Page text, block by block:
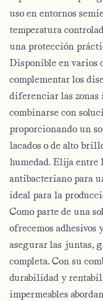
uso en entornos
temperatura
una protección
Disponible en varios
complementar los
diferenciar las zonas
combinarse con
proporcionando un
lacados o de alto
humedad. Elija entre
antibacteriano para
ideal para la
Como parte de una
ofrecemos adhesivos
asegurar las juntas,
completa. Con su
durabilidad y
impermeables